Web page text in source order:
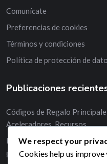
Comunícate
Preferencias de cookies
Términos y condiciones
Política de protección de
Publicaciones
Códigos de Regalo
Aceleradores, Recursos
Mejores estrategias para
gemas, aceleradores,
We respect your
Cookies help us